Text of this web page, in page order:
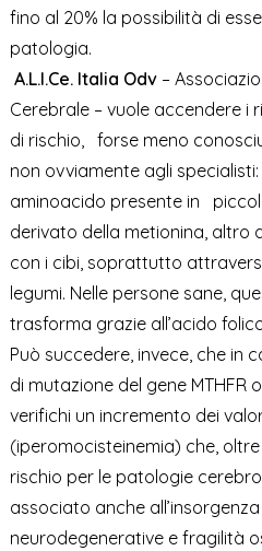
fino al 20% la possibilità di
patologia.
A.L.I.Ce. Italia Odv –
Cerebrale – vuole accendere
di rischio, forse meno
non ovviamente agli specialisti:
aminoacido presente in
derivato della metionina, altro
con i cibi, soprattutto
legumi. Nelle persone sane,
trasforma grazie all’acido
Può succedere, invece, che in
di mutazione del gene MTHFR
verifichi un incremento dei
(iperomocisteinemia) che,
rischio per le patologie
associato anche
neurodegenerative e fragilità